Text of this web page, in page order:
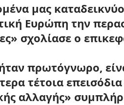
μας
Ευρώπη την
σχολίασε ο
πρωτόγνωρο,
τέτοια
αλλαγής»